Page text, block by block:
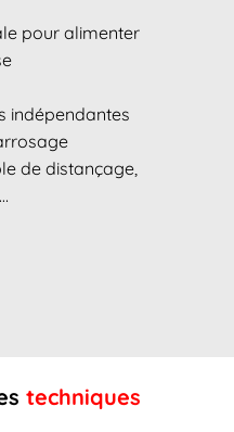
pour alimenter
indépendantes
de distançage,
techniques